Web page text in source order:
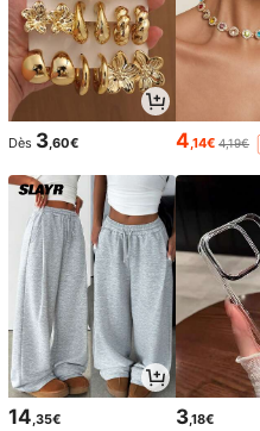
Dès 3,60€ 4,14€ 4,19€
14,35€ 3,18€